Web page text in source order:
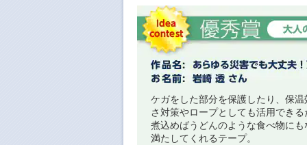
ケガをした部分を保護したり、保
さ対策やロープとしても活用でき
煮込めばうどんのような食べ物に
満たしてくれるテープ。